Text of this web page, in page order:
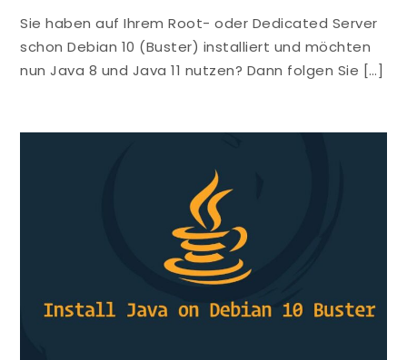
Sie haben auf Ihrem Root- oder Dedicated Server
schon Debian 10 (Buster) installiert und möchten
nun Java 8 und Java 11 nutzen? Dann folgen Sie […]